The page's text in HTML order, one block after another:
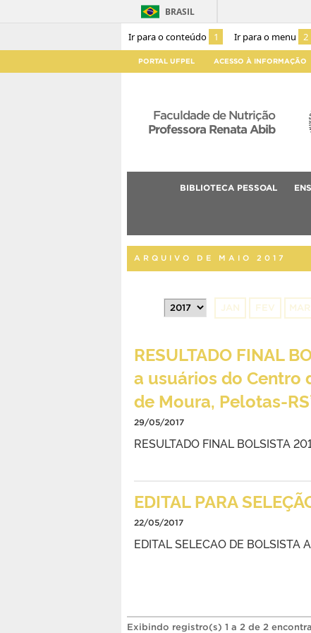
Ir para o conteúdo 1 Ir para o menu 2
BRASIL
PORTAL UFPEL ACESSO À INFORMAÇÃO
Faculdade de Nutrição
Professora Renata Abib
BIBLIOTECA PESSOAL
ARQUIVO DE MAIO 2017
JAN FEV MAR
RESULTADO FINAL
a usuários do Centro
de Moura, Pelotas-
29/05/2017
RESULTADO FINAL BOLSISTA
EDITAL PARA
22/05/2017
EDITAL SELECAO DE BOLSISTA
Exibindo registro(s) 1 a 2 de 2